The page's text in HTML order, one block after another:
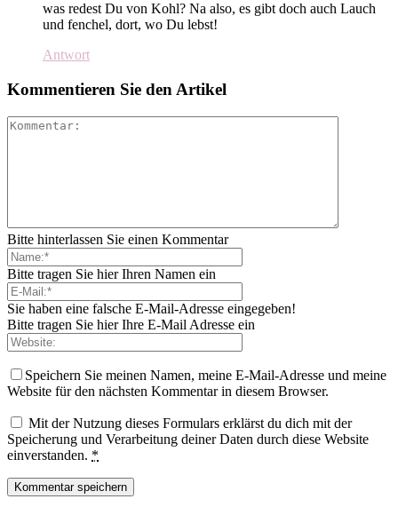
was redest Du von Kohl? Na also, es gibt doch auch Lauch
und fenchel, dort, wo Du lebst!
Antwort
Kommentieren Sie den Artikel
Bitte hinterlassen Sie einen Kommentar
Bitte tragen Sie hier Ihren Namen ein
Sie haben eine falsche E-Mail-Adresse eingegeben!
Bitte tragen Sie hier Ihre E-Mail Adresse ein
Speichern Sie meinen Namen, meine E-Mail-Adresse und meine
Website für den nächsten Kommentar in diesem Browser.
Mit der Nutzung dieses Formulars erklärst du dich mit der
Speicherung und Verarbeitung deiner Daten durch diese Website
einverstanden. *